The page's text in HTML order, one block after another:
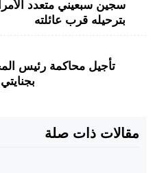
سجين سبعيني متعدد
بترحيله قرب عائلته
تأجيل محاكمة رئيس
مقالات ذات صلة